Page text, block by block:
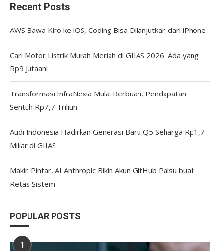
Recent Posts
AWS Bawa Kiro ke iOS, Coding Bisa Dilanjutkan dari iPhone
Cari Motor Listrik Murah Meriah di GIIAS 2026, Ada yang
Rp9 Jutaan!
Transformasi InfraNexia Mulai Berbuah, Pendapatan
Sentuh Rp7,7 Triliun
Audi Indonesia Hadirkan Generasi Baru Q5 Seharga Rp1,7
Miliar di GIIAS
Makin Pintar, AI Anthropic Bikin Akun GitHub Palsu buat
Retas Sistem
POPULAR POSTS
1